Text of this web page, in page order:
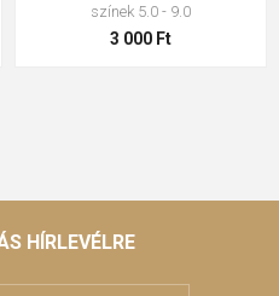
színek 5.0 - 9.0
3 000 Ft
HÍRLEVÉLRE